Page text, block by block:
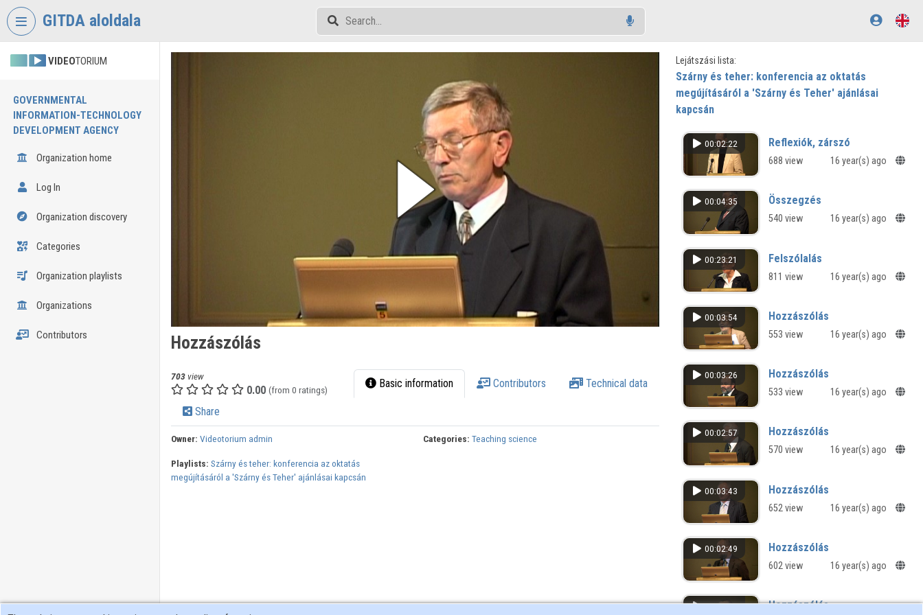
Skip header
GITDA aloldala
VIDEOTORIUM
GOVERNMENTAL
INFORMATION-TECHNOLOGY
DEVELOPMENT AGENCY
Organization home
Log In
Organization discovery
Categories
Organization playlists
Organizations
Contributors Hozzászólás
703view
0.00 (from 0 ratings) Basic information Contributors Technical data
Share
Owner: Videotorium admin Categories: Teaching science
Playlists: Szárny és teher: konferencia az oktatás
megújításáról a 'Szárny és Teher' ajánlásai kapcsán
Lejátszási lista:
Szárny és teher: konferencia az oktatás
megújításáról a 'Szárny és Teher' ajánlásai
kapcsán
00:02:22 Reflexiók, zárszó
688 view 16 year(s) ago
00:04:35 Összegzés
540 view 16 year(s) ago
00:23:21 Felszólalás
811 view 16 year(s) ago
00:03:54 Hozzászólás
553 view 16 year(s) ago
00:03:26 Hozzászólás
533 view 16 year(s) ago
00:02:57 Hozzászólás
570 view 16 year(s) ago
00:03:43 Hozzászólás
652 view 16 year(s) ago
00:02:49 Hozzászólás
602 view 16 year(s) ago
00:01:38
Hozzászólás